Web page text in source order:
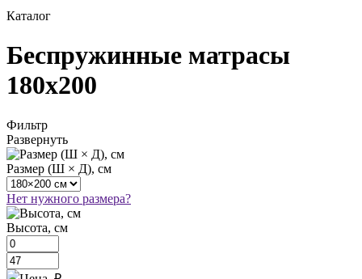
Каталог
Беспружинные матрасы
180х200
Фильтр
Развернуть
Размер (Ш × Д), см
Нет нужного размера?
Высота, см